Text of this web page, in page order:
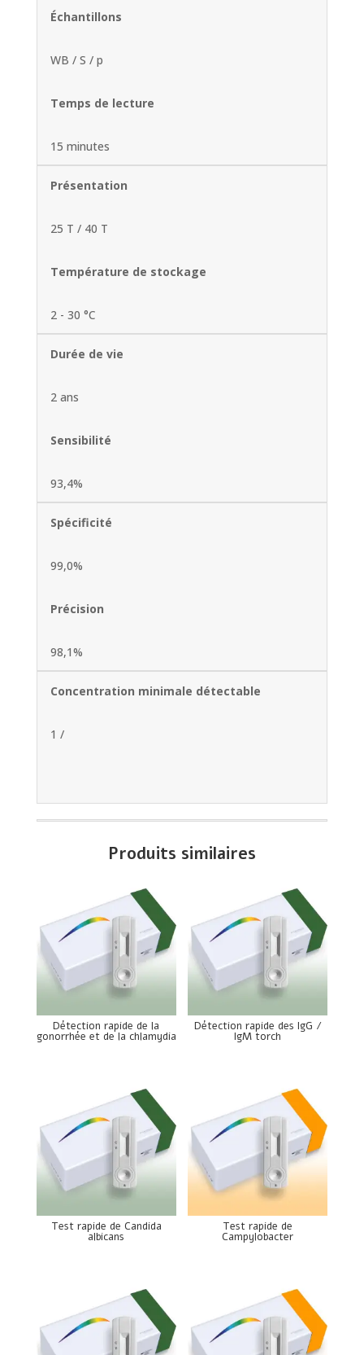
Échantillons
WB / S / p
Temps de lecture
15 minutes
Présentation
25 T / 40 T
Température de stockage
2 - 30 °C
Durée de vie
2 ans
Sensibilité
93,4%
Spécificité
99,0%
Précision
98,1%
Concentration minimale détectable
1 /
Produits similaires
Détection rapide de la
gonorrhée et de la chlamydia
Détection rapide des IgG /
IgM torch
Test rapide de Candida
albicans
Test rapide de
Campylobacter